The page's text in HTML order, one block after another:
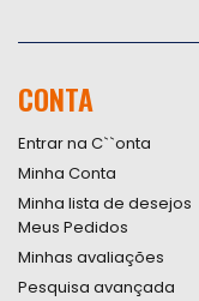
Newsletter:
CONTA
Entrar na C``onta
Minha Conta
Minha lista de desejos
Meus Pedidos
Minhas avaliações
Pesquisa avançada